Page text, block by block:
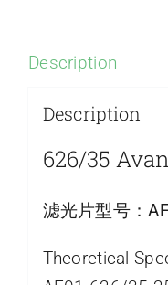
Description
Description
626/35
滤光片型号：
Theoretical